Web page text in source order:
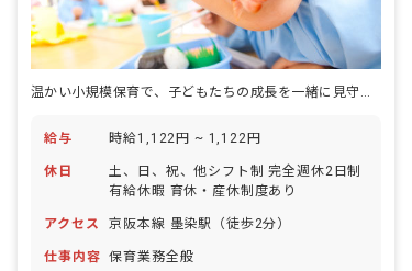
給与 時給1,122円 ~ 1,122円
休日
土、日、祝、他シフト制 完全週休2日制
有給休暇 育休・産休制度あり
アクセス 京阪本線 墨染駅（徒歩2分）
仕事内容 保育業務全般